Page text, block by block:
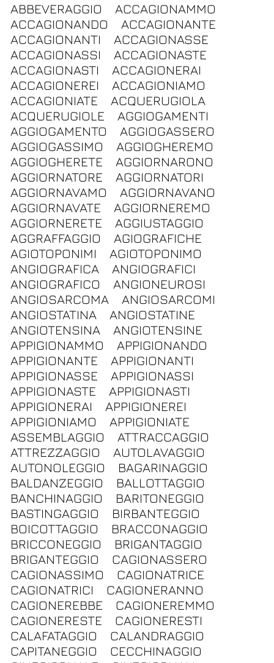
ABBEVERAGGIO
ACCAGIONAMMO
ACCAGIONANDO
ACCAGIONANTE
ACCAGIONANTI
ACCAGIONASSE
ACCAGIONASSI
ACCAGIONASTE
ACCAGIONASTI
ACCAGIONERAI
ACCAGIONEREI
ACCAGIONIAMO
ACCAGIONIATE
ACQUERUGIOLA
ACQUERUGIOLE
AGGIOGAMENTI
AGGIOGAMENTO
AGGIOGASSERO
AGGIOGASSIMO
AGGIOGHEREMO
AGGIOGHERETE
AGGIORNARONO
AGGIORNATORE
AGGIORNATORI
AGGIORNAVAMO
AGGIORNAVANO
AGGIORNAVATE
AGGIORNEREMO
AGGIORNERETE
AGGIUSTAGGIO
AGGRAFFAGGIO
AGIOGRAFICHE
AGIOTOPONIMI
AGIOTOPONIMO
ANGIOGRAFICA
ANGIOGRAFICI
ANGIOGRAFICO
ANGIONEUROSI
ANGIOSARCOMA
ANGIOSARCOMI
ANGIOSTATINA
ANGIOSTATINE
ANGIOTENSINA
ANGIOTENSINE
APPIGIONAMMO
APPIGIONANDO
APPIGIONANTE
APPIGIONANTI
APPIGIONASSE
APPIGIONASSI
APPIGIONASTE
APPIGIONASTI
APPIGIONERAI
APPIGIONEREI
APPIGIONIAMO
APPIGIONIATE
ASSEMBLAGGIO
ATTRACCAGGIO
ATTREZZAGGIO
AUTOLAVAGGIO
AUTONOLEGGIO
BAGARINAGGIO
BALDANZEGGIO
BALLOTTAGGIO
BANCHINAGGIO
BARITONEGGIO
BASTINGAGGIO
BIRBANTEGGIO
BOICOTTAGGIO
BRACCONAGGIO
BRICCONEGGIO
BRIGANTAGGIO
BRIGANTEGGIO
CAGIONASSERO
CAGIONASSIMO
CAGIONATRICE
CAGIONATRICI
CAGIONERANNO
CAGIONEREBBE
CAGIONEREMMO
CAGIONERESTE
CAGIONERESTI
CALAFATAGGIO
CALANDRAGGIO
CAPITANEGGIO
CECCHINAGGIO